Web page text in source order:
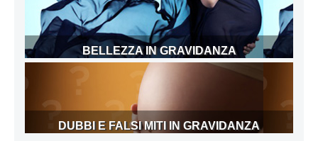
BELLEZZA IN GRAVIDANZA
DUBBI E FALSI MITI IN GRAVIDANZA